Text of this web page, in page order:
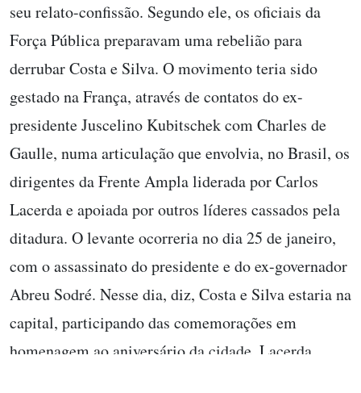
seu relato-confissão. Segundo ele, os oficiais da
Força Pública preparavam uma rebelião para
derrubar Costa e Silva. O movimento teria sido
gestado na França, através de contatos do ex-
presidente Juscelino Kubitschek com Charles de
Gaulle, numa articulação que envolvia, no Brasil, os
dirigentes da Frente Ampla liderada por Carlos
Lacerda e apoiada por outros líderes cassados pela
ditadura. O levante ocorreria no dia 25 de janeiro,
com o assassinato do presidente e do ex-governador
Abreu Sodré. Nesse dia, diz, Costa e Silva estaria na
capital, participando das comemorações em
homenagem ao aniversário da cidade. Lacerda